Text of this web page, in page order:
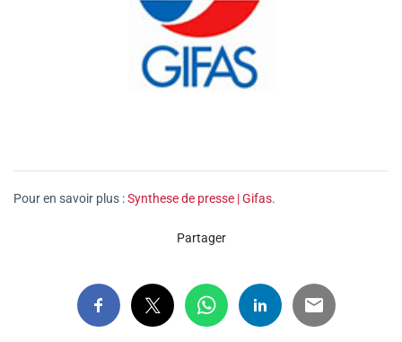
Pour en savoir plus :Synthese de presse | Gifas.
Partager